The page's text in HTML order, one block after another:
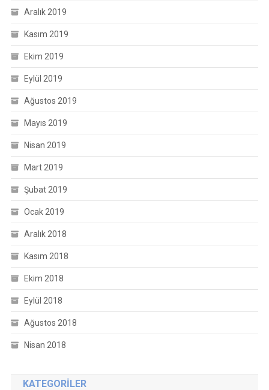
Aralık 2019
Kasım 2019
Ekim 2019
Eylül 2019
Ağustos 2019
Mayıs 2019
Nisan 2019
Mart 2019
Şubat 2019
Ocak 2019
Aralık 2018
Kasım 2018
Ekim 2018
Eylül 2018
Ağustos 2018
Nisan 2018
KATEGORILER